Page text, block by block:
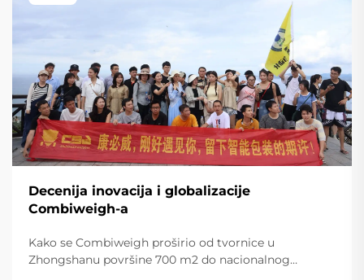
Decenija inovacija i globalizacije
Combiweigh-a
Kako se Combiweigh proširio od tvornice u
Zhongshanu površine 700 m2 do nacionalnog